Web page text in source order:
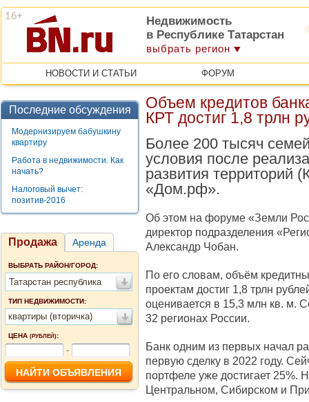
Недвижимость
в Республике Татарстан
выбрать регион
НОВОСТИ И СТАТЬИ ФОРУМ
Последние обсуждения
Модернизируем бабушкину
квартиру
Работа в недвижимости. Как
начать?
Налоговый вычет:
позитив-2016
Продажа Аренда
ВЫБРАТЬ РАЙОН/ГОРОД:
Татарстан республика
ТИП НЕДВИЖИМОСТИ:
квартиры (вторичка)
ЦЕНА (РУБЛЕЙ):
-
Объем кредитов
КРТ достиг 1,8 трлн
Более 200 тысяч
условия после
развития территорий
«Дом.рф».
Об этом на форуме «Земли
директор подразделения
Александр Чобан.
По его словам, объём
проектам достиг 1,8 трлн
оценивается в 15,3 млн кв. м.
32 регионах России.
Банк одним из первых начал
первую сделку в 2022 году.
портфеле уже достигает 25%.
Центральном, Сибирском и